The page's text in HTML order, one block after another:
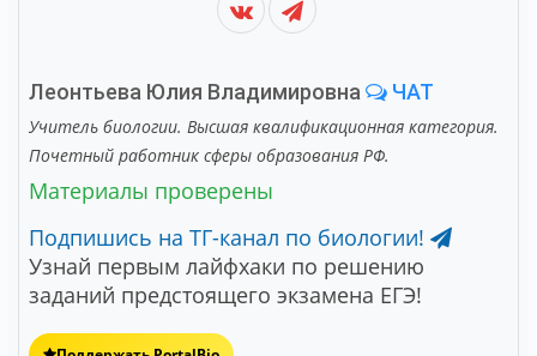
Леонтьева Юлия Владимировна ЧАТ
Учитель биологии. Высшая квалификационная категория.
Почетный работник сферы образования РФ.
Материалы проверены
Подпишись на ТГ-канал по биологии!
Узнай первым лайфхаки по решению
заданий предстоящего экзамена ЕГЭ!